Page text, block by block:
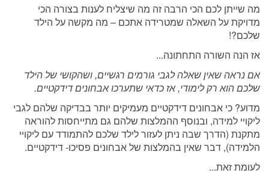
מה שייתן לכם הכי הרבה זה מה שיצליח לענות בצורה הכי
מדויקת על השאלה שמטרידה אתכם – מה מקשה על הילד
שלכם?!
אז הנה השורה התחתונה...
אם נראה שאין שאלה לגבי גורמים רגשיים, ושהקושי של הילד
שלכם הוא רק לימודי, אז כדאי שתערכו אבחונים דידקטיים.
מדוע? כי אבחונים דידקטיים מעמיקים יותר בבדיקה שלהם לגבי
ליקויי למידה, ובנוסף ההמלצות שלהם גם מתייחסות להוראה
מתקנת (הדרך שבה ניתן לעזור לילד שלכם להתמודד עם ליקויי
הלמידה), דבר שאין בהמלצות של אבחונים פסיכו- דידקטיים.
לעומת זאת...